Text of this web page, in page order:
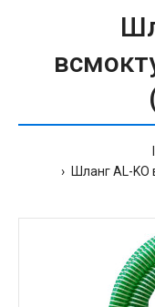
Шланг AL-KO